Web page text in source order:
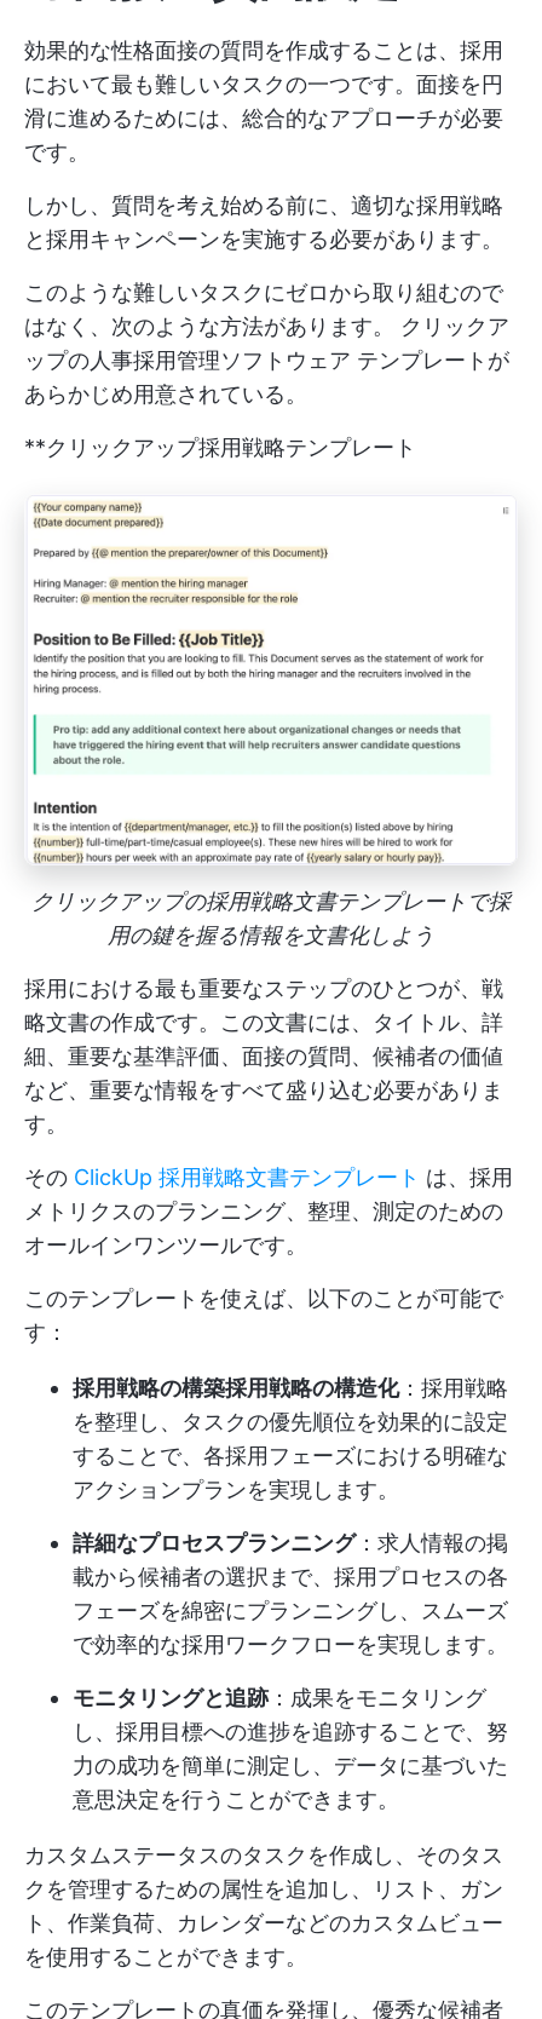
効果的な性格面接の質問を作成することは、採用
において最も難しいタスクの一つです。面接を円
滑に進めるためには、総合的なアプローチが必要
です。
しかし、質問を考え始める前に、適切な採用戦略
と採用キャンペーンを実施する必要があります。
このような難しいタスクにゼロから取り組むので
はなく、次のような方法があります。 クリックア
ップの人事採用管理ソフトウェア テンプレートが
あらかじめ用意されている。
**クリックアップ採用戦略テンプレート
クリックアップの採用戦略文書テンプレートで採
用の鍵を握る情報を文書化しよう
採用における最も重要なステップのひとつが、戦
略文書の作成です。この文書には、タイトル、詳
細、重要な基準評価、面接の質問、候補者の価値
など、重要な情報をすべて盛り込む必要がありま
す。
その ClickUp 採用戦略文書テンプレート は、採用
メトリクスのプランニング、整理、測定のための
オールインワンツールです。
このテンプレートを使えば、以下のことが可能で
す：
採用戦略の構築採用戦略の構造化：採用戦略
を整理し、タスクの優先順位を効果的に設定
することで、各採用フェーズにおける明確な
アクションプランを実現します。
詳細なプロセスプランニング：求人情報の掲
載から候補者の選択まで、採用プロセスの各
フェーズを綿密にプランニングし、スムーズ
で効率的な採用ワークフローを実現します。
モニタリングと追跡：成果をモニタリング
し、採用目標への進捗を追跡することで、努
力の成功を簡単に測定し、データに基づいた
意思決定を行うことができます。
カスタムステータスのタスクを作成し、そのタス
クを管理するための属性を追加し、リスト、ガン
ト、作業負荷、カレンダーなどのカスタムビュー
を使用することができます。
このテンプレートの真価を発揮し、優秀な候補者